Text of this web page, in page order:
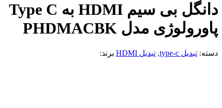
دانگل بی سیم HDMI به Type C
پاورولوژی مدل PHDMACBK
دسته: تبدیل type-c , تبدیل HDMI برند: